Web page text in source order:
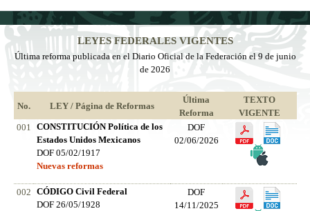
LEYES FEDERALES VIGENTES
Última reforma publicada en el Diario Oficial de la Federación el 9 de junio
de 2026
No. LEY / Página de Reformas
Última
Reforma
TEXTO
VIGENTE
001
CONSTITUCIÓN Política de los
Estados Unidos Mexicanos
DOF 05/02/1917
Nuevas reformas
DOF
02/06/2026
002
CÓDIGO Civil Federal
DOF 26/05/1928
DOF
14/11/2025